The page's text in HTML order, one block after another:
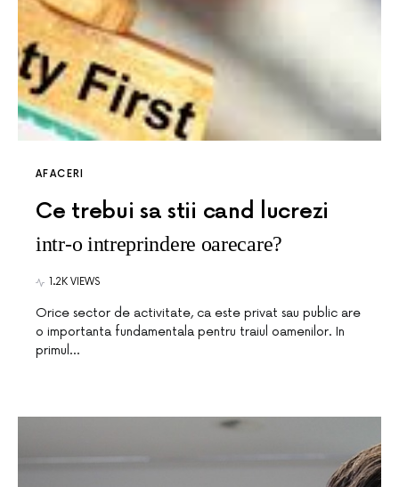
AFACERI
Ce trebui sa stii cand lucrezi
intr-o intreprindere oarecare?
1.2K VIEWS
Orice sector de activitate, ca este privat sau public are
o importanta fundamentala pentru traiul oamenilor. In
primul…